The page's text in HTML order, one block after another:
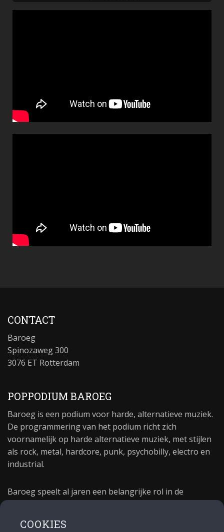
CONTACT
Baroeg
Spinozaweg 300
3076 ET Rotterdam
POPPODIUM BAROEG
Baroeg is een podium voor harde, alternatieve muziek.
De programmering van het podium richt zich
voornamelijk op harde alternatieve muziek, met stijlen
als rock, metal, hardcore, punk, psychobilly, electro en
industrial.
Baroeg speelt al jaren een belangrijke rol in de
poppodium 40 jaar.
COOKIES